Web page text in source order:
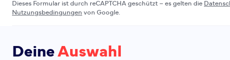
Dieses Formular ist durch reCAPTCHA geschützt – es gelten die
Nutzungsbedingungen von Google.
DeineAuswahl